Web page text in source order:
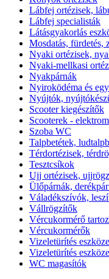
Lábfej ortézisek,
Lábfej specialisták
Látásgyakorlás
Mosdatás, fürdetés,
Nyaki ortézisek,
Nyaki-mellkasi
Nyakpárnák
Nyiroködéma és
Nyújtók,
Scooter kiegészítők
Scooterek -
Szoba WC
Talpbetétek,
Térdortézisek,
Tesztcsíkok
Ujj ortézisek,
Ülőpárnák,
Váladékszívók,
Vállrögzítők
Vércukormérő
Vércukormérők
Vizeletürítés
Vizeletürítés
WC magasítók